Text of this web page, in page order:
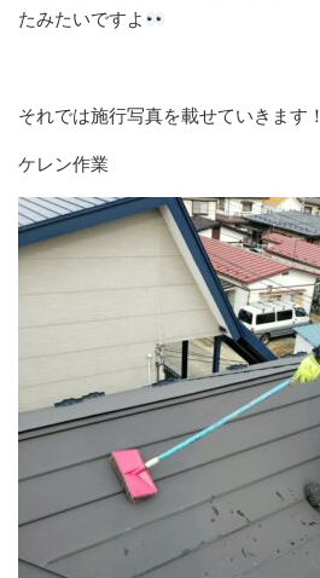
たみたいですよ
それでは施行写真を載せていきます！
ケレン作業